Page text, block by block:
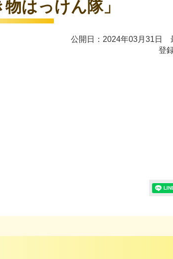
はっけん隊」
公開日：2024年03月31日
登